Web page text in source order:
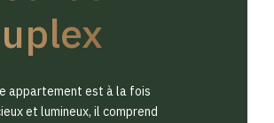
appartement est à la fois
et lumineux, il comprend